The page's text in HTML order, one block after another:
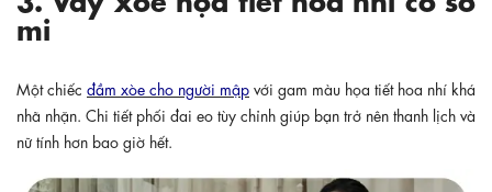
mi
Một chiếc đầm xòe cho người mập với gam màu họa tiết hoa nhí khá
nhã nhặn. Chi tiết phối đai eo tùy chỉnh giúp bạn trở nên thanh lịch và
nữ tính hơn bao giờ hết.